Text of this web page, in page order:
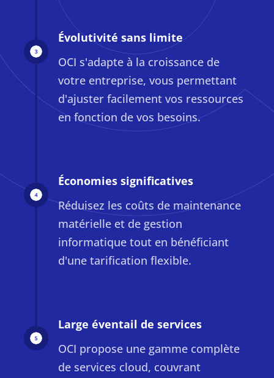
Évolutivité sans limite
OCI s'adapte à la croissance de
votre entreprise, vous permettant
d'ajuster facilement vos ressources
en fonction de vos besoins.
Économies significatives
Réduisez les coûts de maintenance
matérielle et de gestion
informatique tout en bénéficiant
d'une tarification flexible.
Large éventail de services
OCI propose une gamme complète
de services cloud, couvrant